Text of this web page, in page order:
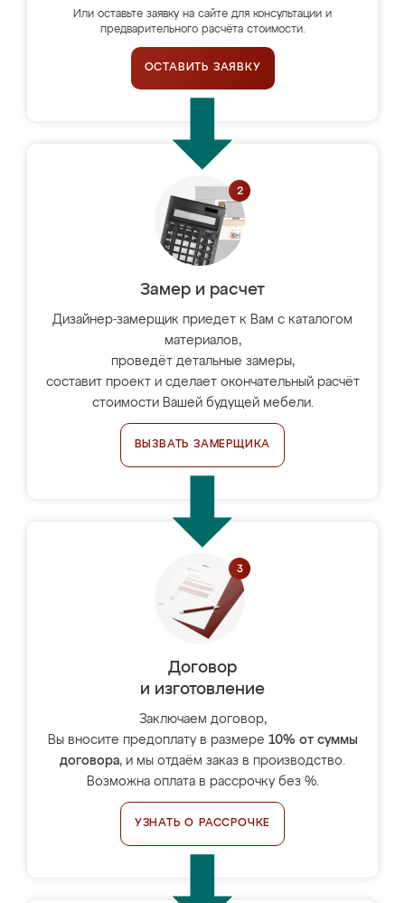
Или оставьте заявку на сайте для консультации и
предварительного расчёта стоимости.
ОСТАВИТЬ ЗАЯВКУ
Замер и расчет
Дизайнер-замерщик приедет к Вам с каталогом
материалов,
проведёт детальные замеры,
составит проект и сделает окончательный расчёт
стоимости Вашей будущей мебели.
ВЫЗВАТЬ ЗАМЕРЩИКА
Договор
и изготовление
Заключаем договор,
Вы вносите предоплату в размере 10% от суммы
договора, и мы отдаём заказ в производство.
Возможна оплата в рассрочку без %.
УЗНАТЬ О РАССРОЧКЕ